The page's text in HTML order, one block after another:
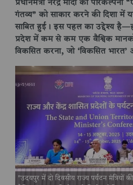
प्रधानमंत्री नरेंद्र मोदी की
गंतव्य” को साकार करने की दिशा में
साबित हुई। इस पहल का उद्देश्य
प्रदेश में कम से कम एक वैश्विक
विकसित करना, जो ‘विकसित
"उदयपुर में दो दिवसीय राज्य पर्यटन